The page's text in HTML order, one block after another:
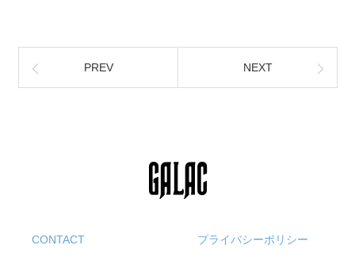
PREV NEXT
CONTACT プライバシーポリシー